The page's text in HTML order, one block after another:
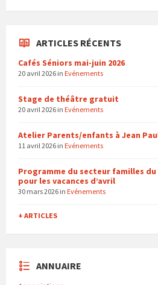
ARTICLES RÉCENTS
Cafés Séniors mai-juin 2026
20 avril 2026 in Evénements
Stage de théâtre gratuit
20 avril 2026 in Evénements
Atelier Parents/enfants à Jean
11 avril 2026 in Evénements
Programme du secteur familles du
pour les vacances d’avril
30 mars 2026 in Evénements
+ ARTICLES
ANNUAIRE